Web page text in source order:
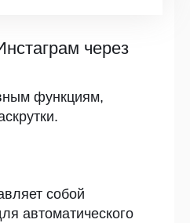
через
функциям,
собой
автоматического